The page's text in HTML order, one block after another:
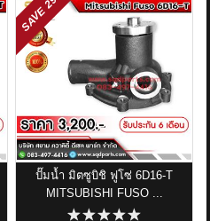
ปั๊มน้ำ มิตซูบิชิ ฟูโซ่ 6D16-T
MITSUBISHI FUSO ...
SAVE